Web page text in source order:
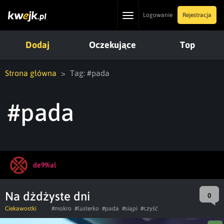
ToggleLogowanie Rejestracja
Dodaj Oczekujące Top
Strona główna Tag: #pada
#pada
de99ial
Na dżdżyste dni 0
Ciekawostki #mokro #lusterko #pada #siąpi #czyść